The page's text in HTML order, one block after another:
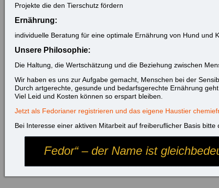
Projekte die den Tierschutz fördern
Ernährung:
individuelle Beratung für eine optimale Ernährung von Hund und
Unsere Philosophie:
Die Haltung, die Wertschätzung und die Beziehung zwischen
Wir haben es uns zur Aufgabe gemacht, Menschen bei der
Durch artgerechte, gesunde und bedarfsgerechte Ernährung
Viel Leid und Kosten können so erspart bleiben.
Jetzt als Fedorianer registrieren und das eigene Haustier
Bei Interesse einer aktiven Mitarbeit auf freiberuflicher Basis
Fedor“ – der Name ist